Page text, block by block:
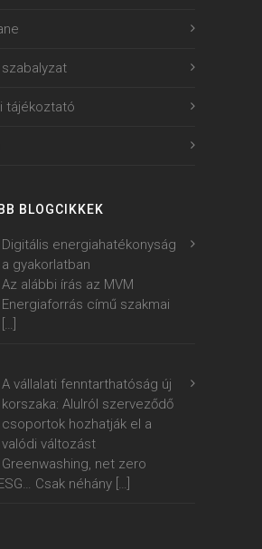
tájékoztató
BLOGCIKKEK
Digitális energiahatékonyság
a gyakorlatban
Az alábbi írás az MVM
Energiaforrás című szakmai
[…]
A vállalati fenntarthatóság új
korszaka: Alulról szerveződő
csoportok hozhatják el a
valódi változást
Greenwashing, net zero
Csak néhány […]